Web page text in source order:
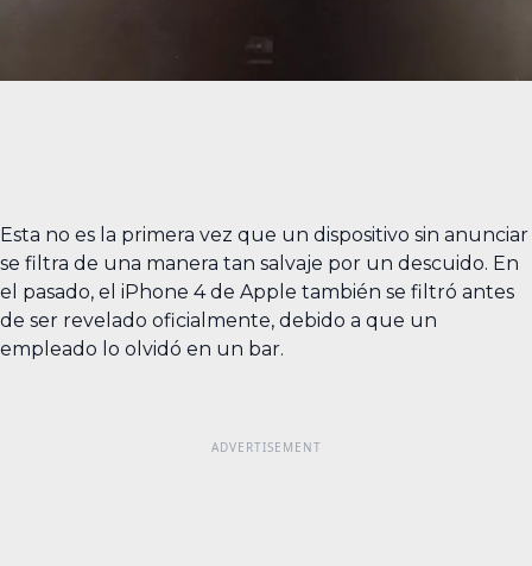
Esta no es la primera vez que un dispositivo sin anunciar
se filtra de una manera tan salvaje por un descuido. En
el pasado, el iPhone 4 de Apple también se filtró antes
de ser revelado oficialmente, debido a que un
empleado lo olvidó en un bar.